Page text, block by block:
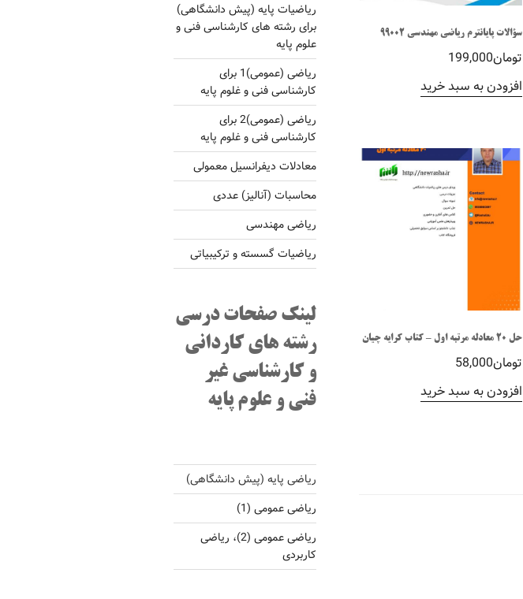
سؤالات پایانترم ریاضی مهندسی 99002
تومان199,000
افزودن به سبد خرید
حل 20 معادله مرتبه اول – کتاب کرایه چیان
تومان58,000
افزودن به سبد خرید
ریاضیات پایه (پیش دانشگاهی)
برای رشته های کارشناسی فنی و
علوم پایه
ریاضی (عمومی)1 برای
کارشناسی فنی و غلوم پایه
ریاضی (عمومی)2 برای
کارشناسی فنی و غلوم پایه
معادلات دیفرانسیل معمولی
محاسبات (آنالیز) عددی
ریاضی مهندسی
ریاضیات گسسته و ترکیبیاتی
لینک صفحات درسی
رشته های کاردانی
و کارشناسی غیر
فنی و علوم پایه
ریاضی پایه (پیش دانشگاهی)
ریاضی عمومی (1)
ریاضی عمومی (2)، ریاضی
کاربردی